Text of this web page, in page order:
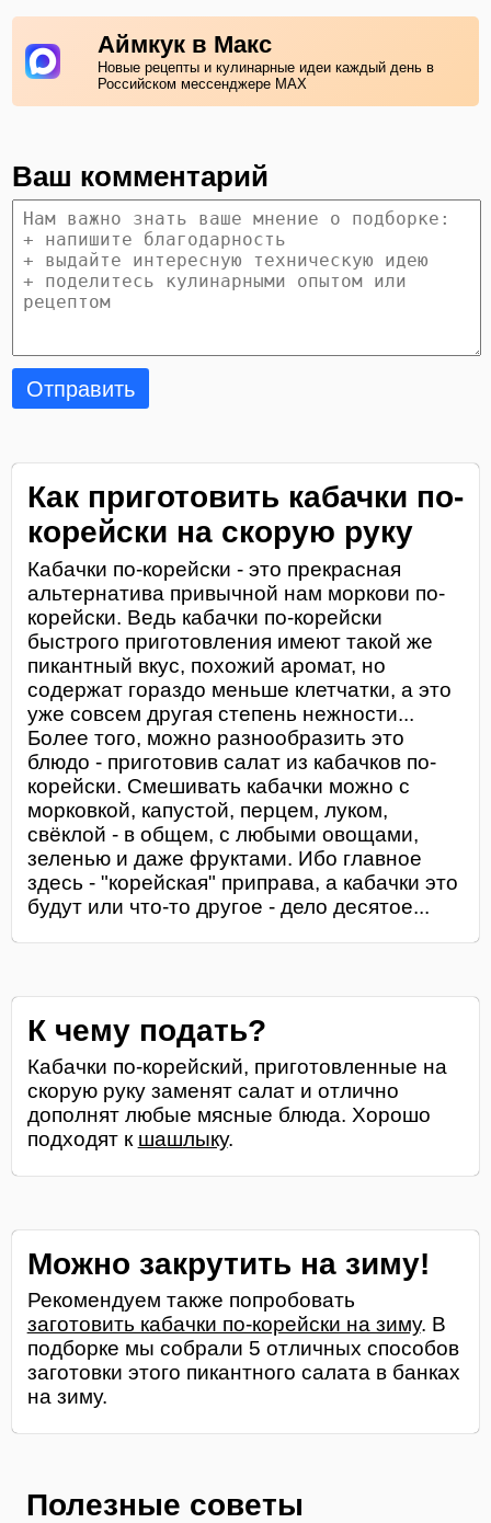
Аймкук в Макс
Новые рецепты и кулинарные идеи каждый день в
Российском мессенджере MAX
Ваш комментарий
Отправить
Как приготовить кабачки по-
корейски на скорую руку
Кабачки по-корейски - это прекрасная
альтернатива привычной нам моркови по-
корейски. Ведь кабачки по-корейски
быстрого приготовления имеют такой же
пикантный вкус, похожий аромат, но
содержат гораздо меньше клетчатки, а это
уже совсем другая степень нежности...
Более того, можно разнообразить это
блюдо - приготовив салат из кабачков по-
корейски. Смешивать кабачки можно с
морковкой, капустой, перцем, луком,
свёклой - в общем, с любыми овощами,
зеленью и даже фруктами. Ибо главное
здесь - "корейская" приправа, а кабачки это
будут или что-то другое - дело десятое...
К чему подать?
Кабачки по-корейский, приготовленные на
скорую руку заменят салат и отлично
дополнят любые мясные блюда. Хорошо
подходят к шашлыку.
Можно закрутить на зиму!
Рекомендуем также попробовать
заготовить кабачки по-корейски на зиму. В
подборке мы собрали 5 отличных способов
заготовки этого пикантного салата в банках
на зиму.
Полезные советы